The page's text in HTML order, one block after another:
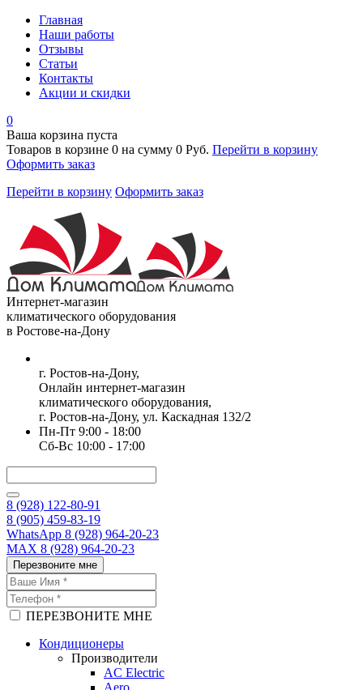
Главная
Наши работы
Отзывы
Статьи
Контакты
Акции и скидки
0
Ваша корзина пуста
Товаров в корзине 0 на сумму 0 Руб. Перейти в корзину
Оформить заказ
Перейти в корзину Оформить заказ
Интернет-магазин
климатического оборудования
в Ростове-на-Дону
г. Ростов-на-Дону,
Онлайн интернет-магазин
климатического оборудования,
г. Ростов-на-Дону, ул. Каскадная 132/2
Пн-Пт 9:00 - 18:00
Сб-Вс 10:00 - 17:00
8 (928) 122-80-91
8 (905) 459-83-19
WhatsApp 8 (928) 964-20-23
MAX 8 (928) 964-20-23
Перезвоните мне
ПЕРЕЗВОНИТЕ МНЕ
Кондиционеры
Производители
AC Electric
Aero